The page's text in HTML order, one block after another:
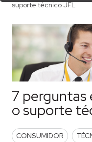
suporte técnico JFL
7 perguntas
o suporte
POSTED IN
CONSUMIDOR